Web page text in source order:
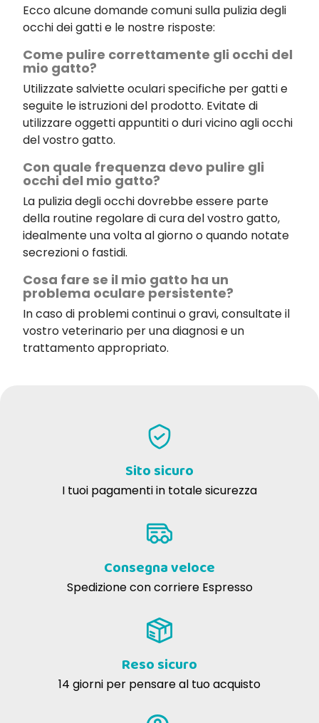
Ecco alcune domande comuni sulla pulizia degli
occhi dei gatti e le nostre risposte:
Come pulire correttamente gli occhi del
mio gatto?
Utilizzate salviette oculari specifiche per gatti e
seguite le istruzioni del prodotto. Evitate di
utilizzare oggetti appuntiti o duri vicino agli occhi
del vostro gatto.
Con quale frequenza devo pulire gli
occhi del mio gatto?
La pulizia degli occhi dovrebbe essere parte
della routine regolare di cura del vostro gatto,
idealmente una volta al giorno o quando notate
secrezioni o fastidi.
Cosa fare se il mio gatto ha un
problema oculare persistente?
In caso di problemi continui o gravi, consultate il
vostro veterinario per una diagnosi e un
trattamento appropriato.
Sito sicuro
I tuoi pagamenti in totale sicurezza
Consegna veloce
Spedizione con corriere Espresso
Reso sicuro
14 giorni per pensare al tuo acquisto